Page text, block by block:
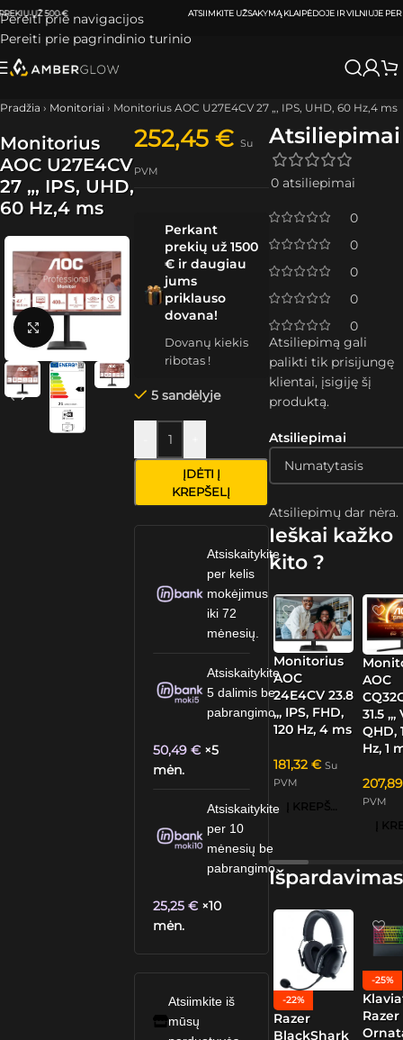
Pereiti prie navigacijos
Pereiti prie pagrindinio turinio
ATSIIMKITE UŽSAKYMĄ KLAIPĖDOJE IR VILNIUJEPER0-3 DARBO DIENAS.
Pradžia › Monitoriai › Monitorius AOC U27E4CV 27 „, IPS, UHD, 60 Hz,4 ms
Monitorius
AOC U27E4CV
27 „, IPS, UHD,
60 Hz,4 ms
Spustelėkite, kad padidintumėte
252,45€ Su
PVM
Perkant
prekių už 1500
€ ir daugiau
jums
priklauso
dovana!
Dovanų kiekis
ribotas !
5 sandėlyje
ĮDĖTI Į
KREPŠELĮ
Atsiskaitykite
per kelis
mokėjimus
iki 72
mėnesių.
Atsiskaitykite
5 dalimis be
pabrangimo.
50,49€ ×5
mėn.
Atsiskaitykite
per 10
mėnesių be
pabrangimo.
25,25€ ×10
mėn.
Atsiimkite iš
mūsų
Atsiliepimai
0 atsiliepimai
0
0
0
0
0
Atsiliepimai
Atsiliepimų dar nėra.
Atsiliepimą gali
palikti tik prisijungę
klientai, įsigiję šį
produktą.
Ieškai kažko
kito ?
Monitorius
AOC
24E4CV 23.8
„, IPS, FHD,
120 Hz, 4 ms
181,32 € Su
PVM
Į KREPŠELĮ
AOC
31.5 „,
QHD,
Hz, 1
PVM
Išpardavimas
-22%
Razer
BlackShark
-25%
Razer